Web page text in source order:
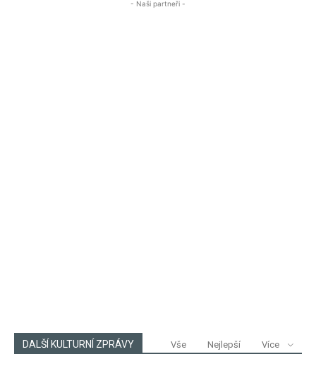
- Naši partneři -
DALŠÍ KULTURNÍ ZPRÁVY Vše Nejlepší Více